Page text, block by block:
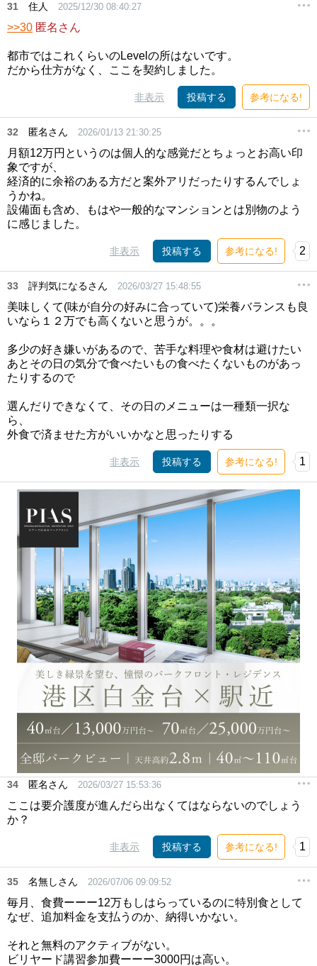
31 住人 2025/12/30 08:40:27
>>30 匿名さん
都市ではこれくらいのLevelの所はないです。
だから仕方がなく、ここを契約しました。
非表示 投稿する 参考になる!
32 匿名さん 2026/01/13 21:30:25
月額12万円というのは個人的な感覚だとちょっとお高い印
象ですが、
経済的に余裕のある方だと案外アリだったりするんでしょ
うかね。
設備面も含め、もはや一般的なマンションとは別物のよう
に感じました。
非表示 投稿する 参考になる! 2
33 評判気になるさん 2026/03/27 15:48:55
美味しくて(味が自分の好みに合っていて)栄養バランスも良
いなら１２万でも高くないと思うが。。。
多少の好き嫌いがあるので、苦手な料理や食材は避けたい
あとその日の気分で食べたいもの食べたくないものがあっ
たりするので
選んだりできなくて、その日のメニューは一種類一択な
ら、
外食で済ませた方がいいかなと思ったりする
非表示 投稿する 参考になる! 1
34 匿名さん 2026/03/27 15:53:36
ここは要介護度が進んだら出なくてはならないのでしょう
か？
非表示 投稿する 参考になる! 1
35 名無しさん 2026/07/06 09:09:52
毎月、食費ーーー12万もしはらっているのに特別食として
なぜ、追加料金を支払うのか、納得いかない。
それと無料のアクティブがない。
ビリヤード講習参加費ーーー3000円は高い。